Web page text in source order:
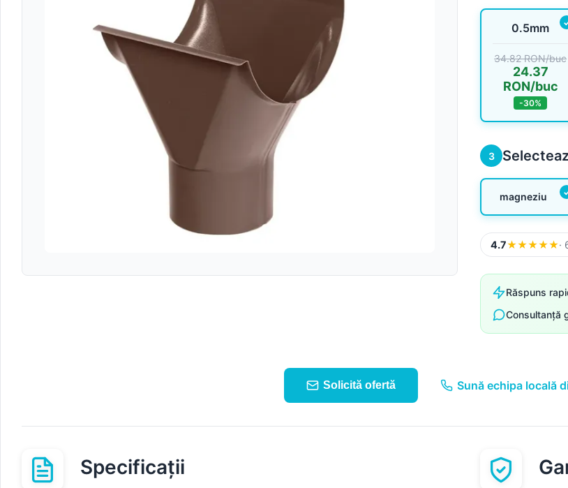
componente
0.5mm
34.82 RON/buc
24.37
RON/buc
-30%
3
magneziu
4.7★★★★★·
Răspuns
Consultanță
Solicită ofertă Sună echipa locală
Specificații